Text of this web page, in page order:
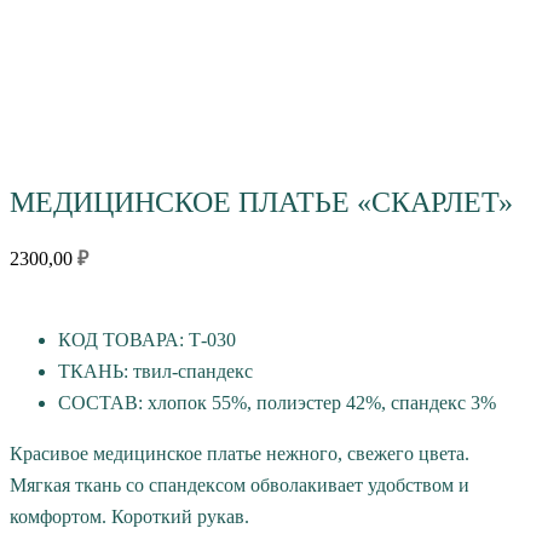
МЕДИЦИНСКОЕ ПЛАТЬЕ «СКАРЛЕТ»
2300,00 ₽
КОД ТОВАРА: Т-030
ТКАНЬ: твил-спандекс
СОСТАВ: хлопок 55%, полиэстер 42%, спандекс 3%
Красивое медицинское платье нежного, свежего цвета.
Мягкая ткань со спандексом обволакивает удобством и
комфортом. Короткий рукав.